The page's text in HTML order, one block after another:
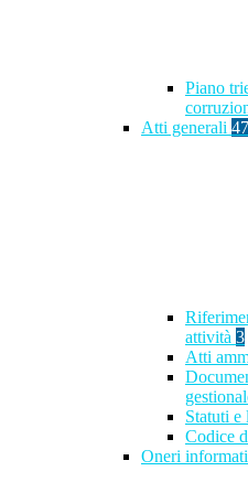
Piano
Atti generali 47
attività 3
Atti
Statuti e
Codice
Oneri